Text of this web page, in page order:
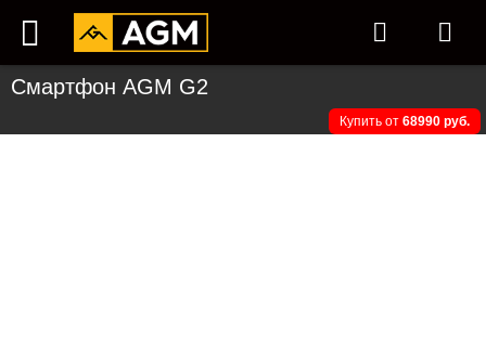
Смартфон AGM G2
Купить от 68990 руб.